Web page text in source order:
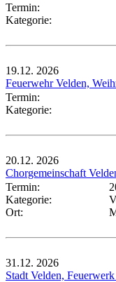
Termin:
Kategorie:
19.12. 2026
Feuerwehr Velden,
Termin:
Kategorie:
20.12. 2026
Chorgemeinschaft
Termin:
Kategorie:
Ort:
31.12. 2026
Stadt Velden,